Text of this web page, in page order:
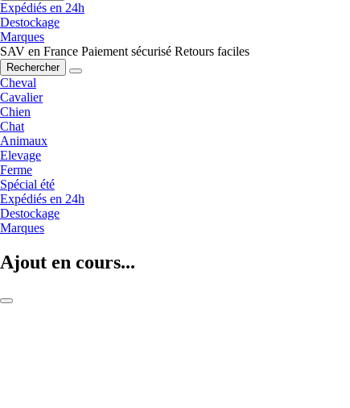
Expédiés en 24h
Destockage
Marques
SAV en France Paiement sécurisé Retours faciles
Rechercher
Cheval
Cavalier
Chien
Chat
Animaux
Elevage
Ferme
Spécial été
Expédiés en 24h
Destockage
Marques
Ajout en cours...